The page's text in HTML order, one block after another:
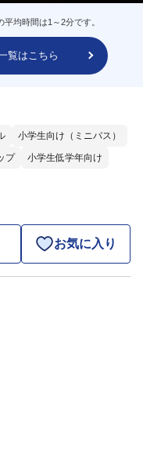
均時間は1～2分です。
覧はこちら
小学生向け（ミニバス）
プ
小学生低学年向け
お気に入り